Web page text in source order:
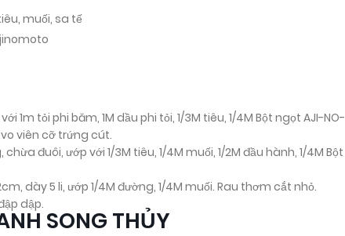
muối, sa tế
1m tỏi phi băm, 1M dầu phi tỏi, 1/3M tiêu, 1/4M Bột ngọt AJI-NO-
viên cỡ trứng cút.
đuôi, ướp với 1/3M tiêu, 1/4M muối, 1/2M đầu hành, 1/4M Bột
dày 5 li, ướp 1/4M đường, 1/4M muối. Rau thơm cắt nhỏ.
dập.
SONG THỦY